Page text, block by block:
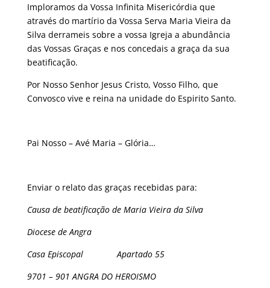
Imploramos da Vossa Infinita Misericórdia que
através do martírio da Vossa Serva Maria Vieira da
Silva derrameis sobre a vossa Igreja a abundância
das Vossas Graças e nos concedais a graça da sua
beatificação.
Por Nosso Senhor Jesus Cristo, Vosso Filho, que
Convosco vive e reina na unidade do Espirito Santo.
Pai Nosso – Avé Maria – Glória…
Enviar o relato das graças recebidas para:
Causa de beatificação de Maria Vieira da Silva
Diocese de Angra
Casa Episcopal Apartado 55
9701 – 901 ANGRA DO HEROISMO